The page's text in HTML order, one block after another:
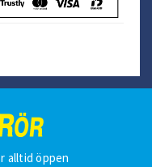
alltid öppen